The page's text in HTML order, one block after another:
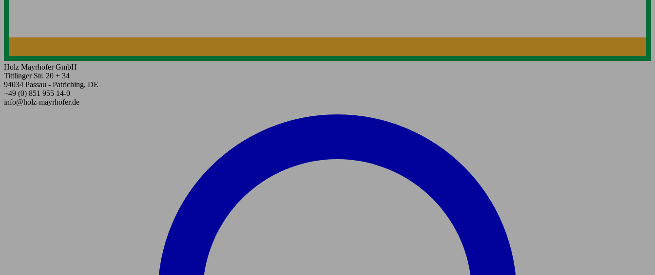
Holz Mayrhofer GmbH
Tittlinger Str. 20 + 34
94034 Passau - Patriching, DE
+49 (0) 851 955 14-0
info@holz-mayrhofer.de